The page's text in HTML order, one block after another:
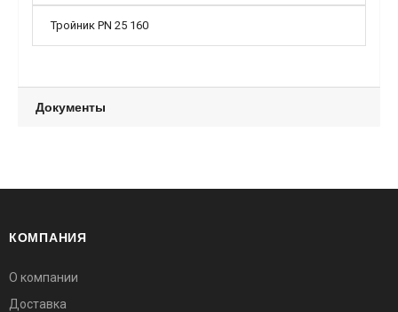
Тройник PN 25 160
Документы
КОМПАНИЯ
О компании
Доставка